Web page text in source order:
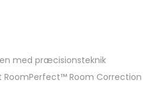
med præcisionsteknik
RoomPerfect™ Room Correction